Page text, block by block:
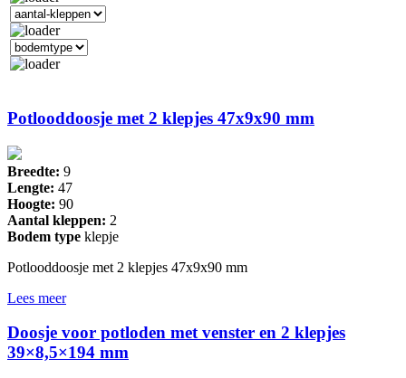
Potlooddoosje met 2 klepjes 47x9x90 mm
Breedte: 9
Lengte: 47
Hoogte: 90
Aantal kleppen: 2
Bodem type klepje
Potlooddoosje met 2 klepjes 47x9x90 mm
Lees meer
Doosje voor potloden met venster en 2 klepjes
39×8,5×194 mm